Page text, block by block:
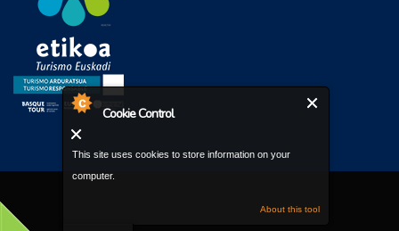
Cookie Control
This site uses cookies to store information on your
computer.
About this tool